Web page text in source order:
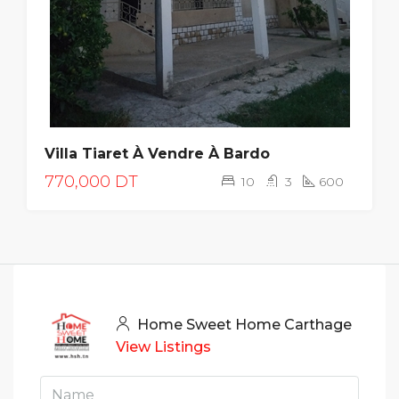
Villa Tiaret À Vendre À Bardo
770,000 DT 10 3 600
Home Sweet Home Carthage
View Listings